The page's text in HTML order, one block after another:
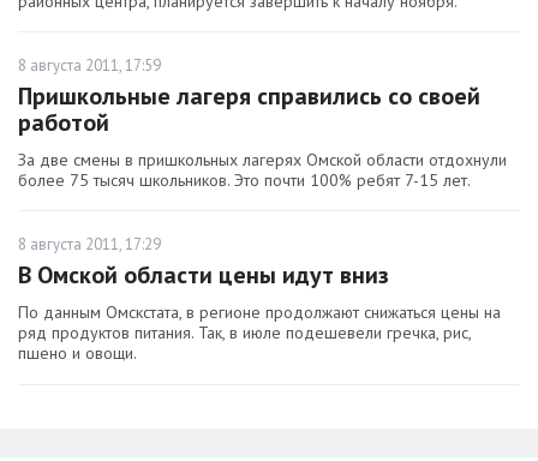
8 августа 2011, 17:59
Пришкольные лагеря справились со своей
работой
За две смены в пришкольных лагерях Омской области отдохнули
более 75 тысяч школьников. Это почти 100% ребят 7-15 лет.
8 августа 2011, 17:29
В Омской области цены идут вниз
По данным Омскстата, в регионе продолжают снижаться цены на
ряд продуктов питания. Так, в июле подешевели гречка, рис,
пшено и овощи.